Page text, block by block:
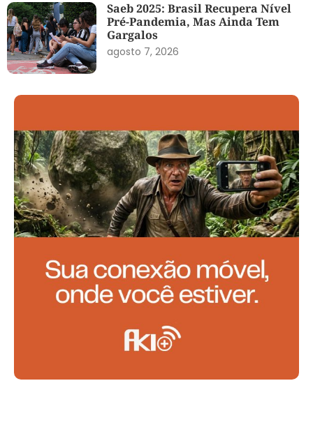
Saeb 2025: Brasil Recupera Nível
Pré-Pandemia, Mas Ainda Tem
Gargalos
agosto 7, 2026